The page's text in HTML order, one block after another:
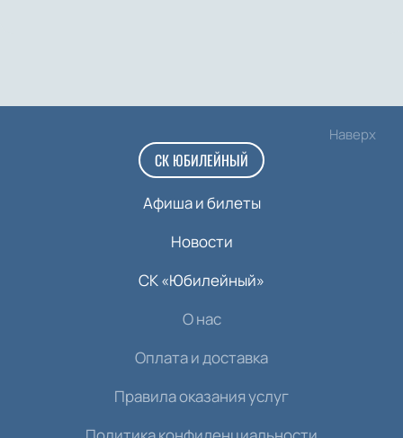
Наверх
СК ЮБИЛЕЙНЫЙ
Афиша и билеты
Новости
СК «Юбилейный»
О нас
Оплата и доставка
Правила оказания услуг